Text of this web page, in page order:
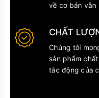
về cơ bản vẫn
CHẤT
Chúng tôi
sản phẩm
tác động của